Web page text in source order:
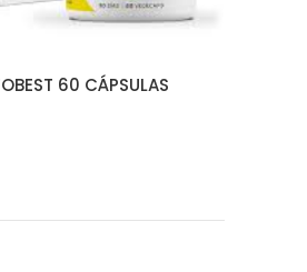
60 CÁPSULAS